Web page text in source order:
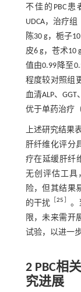
不佳的PBC
UDCA，治疗
陈30 g，栀子
皮6 g，苍术10
值由0.99降至
程度较对照组
血清ALP、
优于单药治疗
上述研究结果
肝纤维化评分
疗在延缓肝纤
无创评估工具
险，但其结果
的干扰 ［25］ 。
限，未来需开
试验，以进一
2 PBC相
究进展